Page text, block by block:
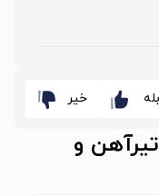
بله خیر
و